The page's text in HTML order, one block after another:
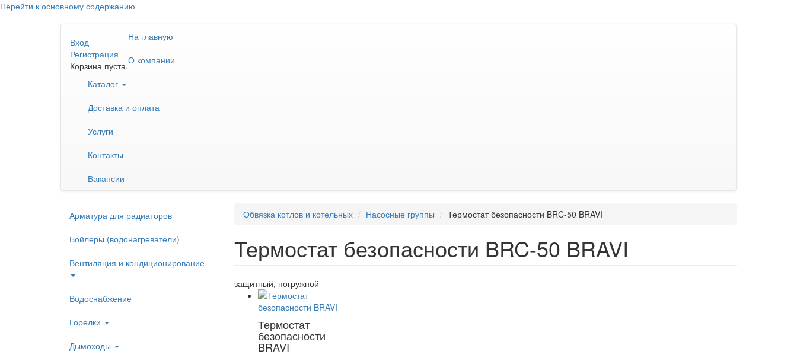
Перейти к основному содержанию
Вход
Регистрация
Корзина пуста.
На главную
О компании
Каталог
Доставка и оплата
Услуги
Контакты
Вакансии
Арматура для радиаторов
Бойлеры (водонагреватели)
Вентиляция и кондиционирование
Водоснабжение
Горелки
Дымоходы
Обвязка котлов и котельных Насосные группы Термостат безопасности BRC-50 BRAVI
Термостат безопасности BRC-50 BRAVI
защитный, погружной
Термостат
безопасности
BRAVI